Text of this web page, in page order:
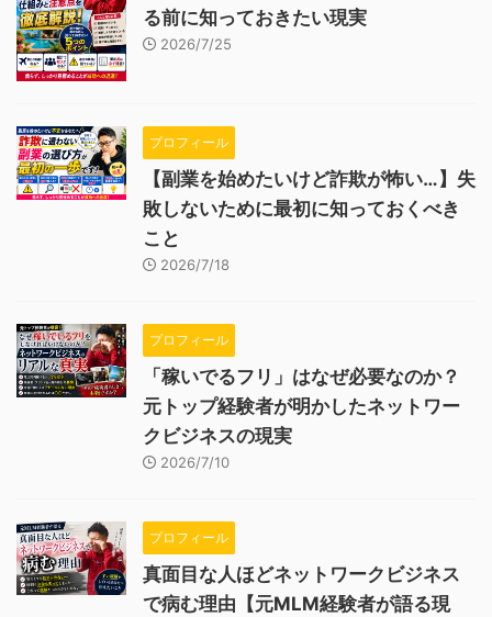
る前に知っておきたい現実
2026/7/25
プロフィール
【副業を始めたいけど詐欺が怖い…】失
敗しないために最初に知っておくべき
こと
2026/7/18
プロフィール
「稼いでるフリ」はなぜ必要なのか？
元トップ経験者が明かしたネットワー
クビジネスの現実
2026/7/10
プロフィール
真面目な人ほどネットワークビジネス
で病む理由【元MLM経験者が語る現